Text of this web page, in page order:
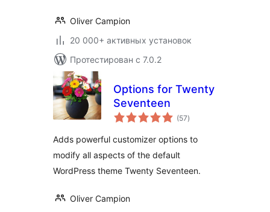
Oliver Campion
20 000+ активных установок
Протестирован с 7.0.2
Options for Twenty
Seventeen
(57общий
рейтинг
)
Adds powerful customizer options to
modify all aspects of the default
WordPress theme Twenty Seventeen.
Oliver Campion